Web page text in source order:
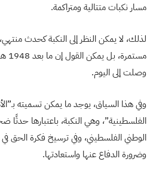
مسار نكبات متتالية ومتراكمة.
لذلك، لا يمكن النظر إلى النكبة كحدث
وصلت إلى اليوم.
وفي هذا السياق، يوجد ما يمكن تسميته
الفلسطينية”، وهي النكبة، باعتبارها
الوطني الفلسطيني، وفي ترسيخ فكرة الحق
وضرورة الدفاع عنها واستعادتها.